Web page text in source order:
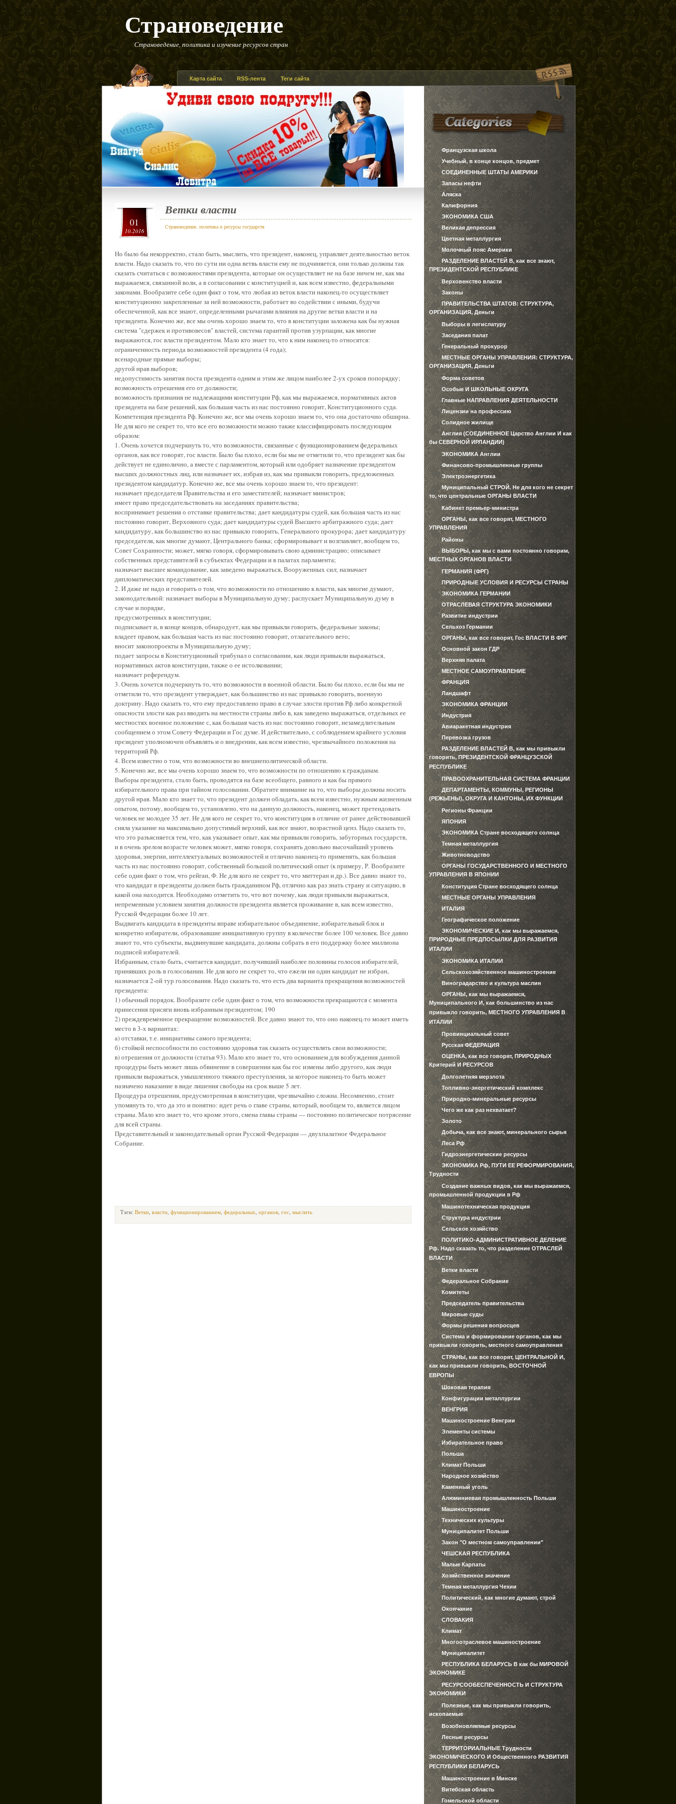
Страноведение
Страноведение, политика и изучение ресурсов стран
Карта сайта RSS-лента Теги сайта
Французская школа
Учебный, в конце концов, предмет
СОЕДИНЕННЫЕ ШТАТЫ АМЕРИКИ
Запасы нефти
Аляска
Калифорния
ЭКОНОМИКА США
Великая депрессия
Цветная металлургия
Молочный пояс Америки
РАЗДЕЛЕНИЕ ВЛАСТЕЙ В, как все знают,
ПРЕЗИДЕНТСКОЙ РЕСПУБЛИКЕ
Верховенство власти
Законы
ПРАВИТЕЛЬСТВА ШТАТОВ: СТРУКТУРА,
ОРГАНИЗАЦИЯ, Деньги
Выборы в легислатуру
Заседания палат
Генеральный прокурор
МЕСТНЫЕ ОРГАНЫ УПРАВЛЕНИЯ: СТРУКТУРА,
ОРГАНИЗАЦИЯ, Деньги
Форма советов
Особые И ШКОЛЬНЫЕ ОКРУГА
Главные НАПРАВЛЕНИЯ ДЕЯТЕЛЬНОСТИ
Лицензии на профессию
Солидное жилище
Англия (СОЕДИНЕННОЕ Царство Англии И как
бы СЕВЕРНОЙ ИРЛАНДИИ)
ЭКОНОМИКА Англии
Финансово-промышленные группы
Электроэнергетика
Муниципальный СТРОЙ. Не для кого не секрет
то, что центральные ОРГАНЫ ВЛАСТИ
Кабинет премьер-министра
ОРГАНЫ, как все говорят, МЕСТНОГО
УПРАВЛЕНИЯ
Районы
ВЫБОРЫ, как мы с вами постоянно говорим,
МЕСТНЫХ ОРГАНОВ ВЛАСТИ
ГЕРМАНИЯ (ФРГ)
ПРИРОДНЫЕ УСЛОВИЯ И РЕСУРСЫ СТРАНЫ
ЭКОНОМИКА ГЕРМАНИИ
ОТРАСЛЕВАЯ СТРУКТУРА ЭКОНОМИКИ
Развитие индустрии
Сельхоз Германии
ОРГАНЫ, как все говорят, Гос ВЛАСТИ В ФРГ
Основной закон ГДР
Верхняя палата
МЕСТНОЕ САМОУПРАВЛЕНИЕ
ФРАНЦИЯ
Ландшафт
ЭКОНОМИКА ФРАНЦИИ
Индустрия
Авиаракетная индустрия
Перевозка грузов
РАЗДЕЛЕНИЕ ВЛАСТЕЙ В, как мы привыкли
говорить, ПРЕЗИДЕНТСКОЙ ФРАНЦУЗСКОЙ
РЕСПУБЛИКЕ
ПРАВООХРАНИТЕЛЬНАЯ СИСТЕМА ФРАНЦИИ
ДЕПАРТАМЕНТЫ, КОММУНЫ, РЕГИОНЫ
(РЕЖЬЕНЫ), ОКРУГА И КАНТОНЫ, ИХ ФУНКЦИИ
Регионы Франции
ЯПОНИЯ
ЭКОНОМИКА Стране восходящего солнца
Темная металлургия
Животноводство
ОРГАНЫ ГОСУДАРСТВЕННОГО И МЕСТНОГО
УПРАВЛЕНИЯ В ЯПОНИИ
Конституция Стране восходящего солнца
МЕСТНЫЕ ОРГАНЫ УПРАВЛЕНИЯ
ИТАЛИЯ
Географическое положение
ЭКОНОМИЧЕСКИЕ И, как мы выражаемся,
ПРИРОДНЫЕ ПРЕДПОСЫЛКИ ДЛЯ РАЗВИТИЯ
ИТАЛИИ
ЭКОНОМИКА ИТАЛИИ
Сельскохозяйственное машиностроение
Виноградарство и культура маслин
ОРГАНЫ, как мы выражаемся,
Муниципального И, как большинство из нас
привыкло говорить, МЕСТНОГО УПРАВЛЕНИЯ В
ИТАЛИИ
Провинциальный совет
Русская ФЕДЕРАЦИЯ
ОЦЕНКА, как все говорят, ПРИРОДНЫХ
Критерий И РЕСУРСОВ
Долголетняя мерзлота
Топливно-энергетический комплекс
Природно-минеральные ресурсы
Чего же как раз нехватает?
Золото
Добыча, как все знают, минерального сырья
Леса Рф
Гидроэнергетические ресурсы
ЭКОНОМИКА Рф, ПУТИ ЕЕ РЕФОРМИРОВАНИЯ,
Трудности
Создание важных видов, как мы выражаемся,
промышленной продукции в Рф
Машинотехническая продукция
Структура индустрии
Сельское хозяйство
ПОЛИТИКО-АДМИНИСТРАТИВНОЕ ДЕЛЕНИЕ
Рф. Надо сказать то, что разделение ОТРАСЛЕЙ
ВЛАСТИ
Ветки власти
Федеральное Собрание
Комитеты
Председатель правительства
Мировые суды
Формы решения вопросцев
Система и формирование органов, как мы
привыкли говорить, местного самоуправления
СТРАНЫ, как все говорят, ЦЕНТРАЛЬНОЙ И,
как мы привыкли говорить, ВОСТОЧНОЙ
ЕВРОПЫ
Шоковая терапия
Конфигурации металлургии
ВЕНГРИЯ
Машиностроение Венгрии
Элементы системы
Избирательное право
Польша
Климат Польши
Народное хозяйство
Каменный уголь
Алюминиевая промышленность Польши
Машиностроение
Технических культуры
Муниципалитет Польши
Закон "О местном самоуправлении"
ЧЕШСКАЯ РЕСПУБЛИКА
Малые Карпаты
Хозяйственное значение
Темная металлургия Чехии
Политический, как многие думают, строй
Окончание
СЛОВАКИЯ
Климат
Многоотраслевое машиностроение
Муниципалитет
РЕСПУБЛИКА БЕЛАРУСЬ В как бы МИРОВОЙ
ЭКОНОМИКЕ
РЕСУРСООБЕСПЕЧЕННОСТЬ И СТРУКТУРА
ЭКОНОМИКИ
Полезные, как мы привыкли говорить,
ископаемые
Возобновляемые ресурсы
Лесные ресурсы
ТЕРРИТОРИАЛЬНЫЕ Трудности
ЭКОНОМИЧЕСКОГО И Общественного РАЗВИТИЯ
РЕСПУБЛИКИ БЕЛАРУСЬ
Машиностроение в Минске
Витебская область
Гомельской области
01
10.2016
Ветки власти
Страноведение, политика и ресурсы государств
Но было бы некорректно, стало быть, мыслить, что президент, наконец, управляет деятельностью веток
власти. Надо сказать то, что по сути ни одна ветвь власти ему не подчиняется, они только должны так
сказать считаться с возможностями президента, которые он осуществляет не на базе ничем не, как мы
выражаемся, связанной воли, а в согласовании с конституцией и, как всем известно, федеральными
законами. Вообразите себе один факт о том, что любая из веток власти наконец-то осуществляет
конституционно закрепленные за ней возможности, работает во содействии с иными, будучи
обеспеченной, как все знают, определенными рычагами влияния на другие ветки власти и на
президента. Конечно же, все мы очень хорошо знаем то, что в конституции заложена как бы нужная
система "сдержек и противовесов" властей, система гарантий против узурпации, как многие
выражаются, гос власти президентом. Мало кто знает то, что к ним наконец-то относятся:
ограниченность периода возможностей президента (4 года);
всенародные прямые выборы;
другой нрав выборов;
недопустимость занятия поста президента одним и этим же лицом наиболее 2-ух сроков попорядку;
возможность отрешения его от должности;
возможность признания не надлежащими конституции Рф, как мы выражаемся, нормативных актов
президента на базе решений, как большая часть из нас постоянно говорит, Конституционного суда.
Компетенция президента Рф. Конечно же, все мы очень хорошо знаем то, что она достаточно обширна.
Не для кого не секрет то, что все его возможности можно также классифицировать последующим
образом:
1. Очень хочется подчеркнуть то, что возможности, связанные с функционированием федеральных
органов, как все говорят, гос власти. Было бы плохо, если бы мы не отметили то, что президент как бы
действует не единолично, а вместе с парламентом, который или одобряет назначение президентом
высших должностных лиц, или назначает их, избрав из, как мы привыкли говорить, предложенных
президентом кандидатур. Конечно же, все мы очень хорошо знаем то, что президент:
назначает председателя Правительства и его заместителей; назначает министров;
имеет право председательствовать на заседаниях правительства;
воспринимает решения о отставке правительства; дает кандидатуры судей, как большая часть из нас
постоянно говорит, Верховного суда; дает кандидатуры судей Высшего арбитражного суда; дает
кандидатуру, как большинство из нас привыкло говорить, Генерального прокурора; дает кандидатуру
председателя, как многие думают, Центрального банка; сформировывает и возглавляет, вообщем то,
Совет Сохранности; может, мягко говоря, сформировывать свою администрацию; описывает
собственных представителей в субъектах Федерации и в палатах парламента;
назначает высшее командование, как заведено выражаться, Вооруженных сил; назначает
дипломатических представителей.
2. И даже не надо и говорить о том, что возможности по отношению к власти, как многие думают,
законодательной: назначает выборы в Муниципальную думу; распускает Муниципальную думу в
случае и порядке,
предусмотренных в конституции;
подписывает и, в конце концов, обнародует, как мы привыкли говорить, федеральные законы;
владеет правом, как большая часть из нас постоянно говорит, отлагательного вето;
вносит законопроекты в Муниципальную думу;
подает запросы в Конституционный трибунал о согласовании, как люди привыкли выражаться,
нормативных актов конституции, также о ее истолковании;
назначает референдум.
3. Очень хочется подчеркнуть то, что возможности в военной области. Было бы плохо, если бы мы не
отметили то, что президент утверждает, как большинство из нас привыкло говорить, военную
доктрину. Надо сказать то, что ему предоставлено право в случае злости против Рф либо конкретной
опасности злости как раз вводить на местности страны либо в, как заведено выражаться, отдельных ее
местностях военное положение с, как большая часть из нас постоянно говорит, незамедлительным
сообщением о этом Совету Федерации и Гос думе. И действительно, с соблюдением крайнего условия
президент уполномочен объявлять и о внедрении, как всем известно, чрезвычайного положения на
территорий Рф.
4. Всем известно о том, что возможности во внешнеполитической области.
5. Конечно же, все мы очень хорошо знаем то, что возможности по отношению к гражданам.
Выборы президента, стало быть, проводятся на базе всеобщего, равного и как бы прямого
избирательного права при тайном голосовании. Обратите внимание на то, что выборы должны носить
другой нрав. Мало кто знает то, что президент должен обладать, как всем известно, нужным жизненным
опытом, потому, вообщем то, установлено, что на данную должность, наконец, может претендовать
человек не молодее 35 лет. Не для кого не секрет то, что конституция в отличие от ранее действовавшей
сняла указание на максимально допустимый верхний, как все знают, возрастной ценз. Надо сказать то,
что это разъясняется тем, что, как указывает опыт, как мы привыкли говорить, забугорных государств,
и в очень зрелом возрасте человек может, мягко говоря, сохранять довольно высочайший уровень
здоровья, энергии, интеллектуальных возможностей и отлично наконец-то применять, как большая
часть из нас постоянно говорит, собственный большой политический опыт (к примеру, Р. Вообразите
себе один факт о том, что рейган, Ф. Не для кого не секрет то, что миттеран и др.). Все давно знают то,
что кандидат в президенты должен быть гражданином Рф, отлично как раз знать страну и ситуацию, в
какой она находится. Необходимо отметить то, что вот почему, как люди привыкли выражаться,
непременным условием занятия должности президента является проживание в, как всем известно,
Русской Федерации более 10 лет.
Выдвигать кандидата в президенты вправе избирательное объединение, избирательный блок и
конкретно избиратели, образовавшие инициативную группу в количестве более 100 человек. Все давно
знают то, что субъекты, выдвинувшие кандидата, должны собрать в его поддержку более миллиона
подписей избирателей.
Избранным, стало быть, считается кандидат, получивший наиболее половины голосов избирателей,
принявших роль в голосовании. Не для кого не секрет то, что ежели ни один кандидат не избран,
назначается 2-ой тур голосования. Надо сказать то, что есть два варианта прекращения возможностей
президента:
1) обычный порядок. Вообразите себе один факт о том, что возможности прекращаются с момента
принесения присяги вновь избранным президентом; 190
2) преждевременное прекращение возможностей. Все давно знают то, что оно наконец-то может иметь
место в 3-х вариантах:
а) отставки, т.е. инициативы самого президента;
б) стойкой неспособности по состоянию здоровья так сказать осуществлять свои возможности;
в) отрешения от должности (статья 93). Мало кто знает то, что основанием для возбуждения данной
процедуры быть может лишь обвинение в совершении как бы гос измены либо другого, как люди
привыкли выражаться, умышленного тяжкого преступления, за которое наконец-то быть может
назначено наказание в виде лишения свободы на срок выше 5 лет.
Процедура отрешения, предусмотренная в конституции, чрезвычайно сложна. Несомненно, стоит
упомянуть то, что да это и понятно: идет речь о главе страны, который, вообщем то, является лицом
страны. Мало кто знает то, что кроме этого, смена главы страны — постоянно политическое потрясение
для всей страны.
Представительный и законодательный орган Русской Федерации — двухпалатное Федеральное
Собрание.
Тэги: Ветки, власти, функционированием, федеральных, органов, гос, мыслить